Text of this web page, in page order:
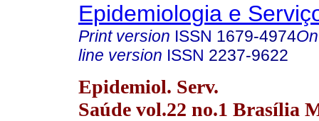
Epidemiologia e
Print version ISSN 1679-4974
line version ISSN 2237-9622
Epidemiol. Serv.
Saúde vol.22 no.1 Brasília